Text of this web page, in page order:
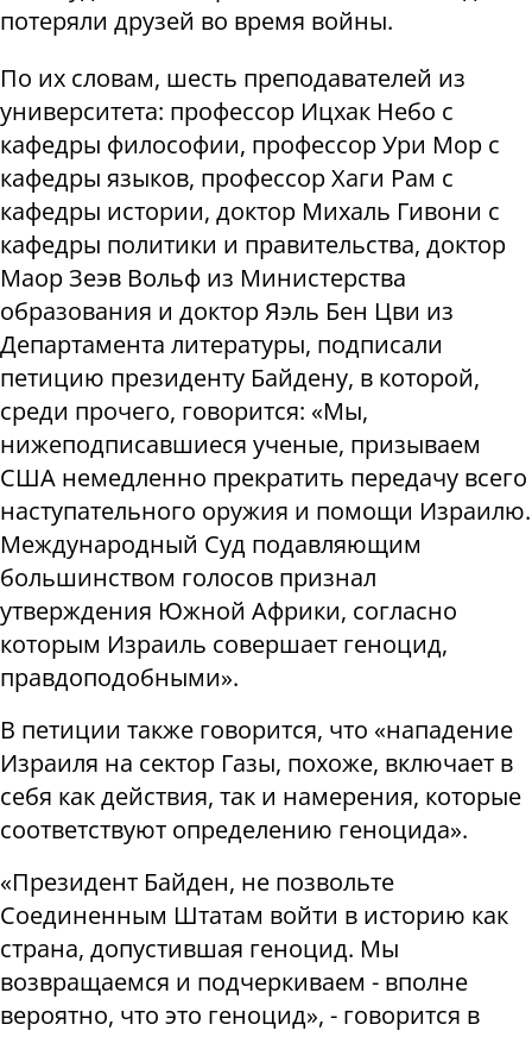
потеряли друзей во время войны.
По их словам, шесть преподавателей из
университета: профессор Ицхак Небо с
кафедры философии, профессор Ури Мор с
кафедры языков, профессор Хаги Рам с
кафедры истории, доктор Михаль Гивони с
кафедры политики и правительства, доктор
Маор Зеэв Вольф из Министерства
образования и доктор Яэль Бен Цви из
Департамента литературы, подписали
петицию президенту Байдену, в которой,
среди прочего, говорится: «Мы,
нижеподписавшиеся ученые, призываем
США немедленно прекратить передачу всего
наступательного оружия и помощи Израилю.
Международный Суд подавляющим
большинством голосов признал
утверждения Южной Африки, согласно
которым Израиль совершает геноцид,
правдоподобными».
В петиции также говорится, что «нападение
Израиля на сектор Газы, похоже, включает в
себя как действия, так и намерения, которые
соответствуют определению геноцида».
«Президент Байден, не позвольте
Соединенным Штатам войти в историю как
страна, допустившая геноцид. Мы
возвращаемся и подчеркиваем - вполне
вероятно, что это геноцид», - говорится в